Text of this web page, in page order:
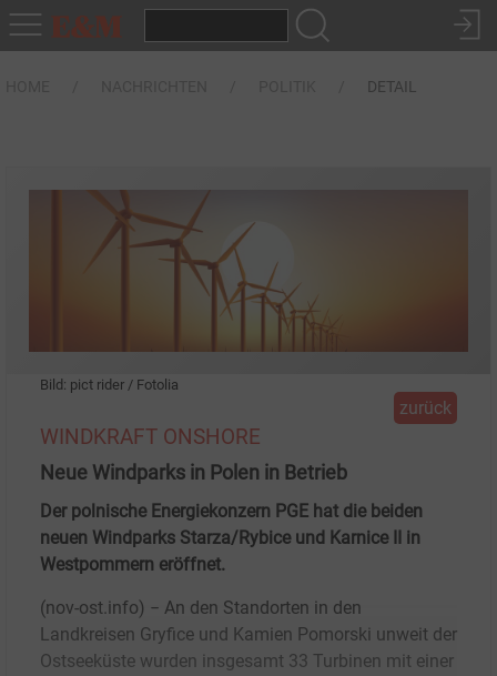
DETAIL
Bild: pict rider / Fotolia
zurück
WINDKRAFT ONSHORE
Neue Windparks in Polen in Betrieb
Der polnische Energiekonzern PGE hat die beiden
neuen Windparks Starza/Rybice und Karnice II in
Westpommern eröffnet.
(nov-ost.info) − An den Standorten in den
Landkreisen Gryfice und Kamien Pomorski unweit der
Ostseeküste wurden insgesamt 33 Turbinen mit einer